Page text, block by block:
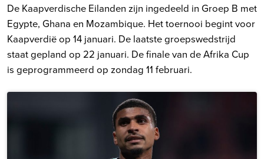
De Kaapverdische Eilanden zijn ingedeeld in Groep B met
Egypte, Ghana en Mozambique. Het toernooi begint voor
Kaapverdië op 14 januari. De laatste groepswedstrijd
staat gepland op 22 januari. De finale van de Afrika Cup
is geprogrammeerd op zondag 11 februari.